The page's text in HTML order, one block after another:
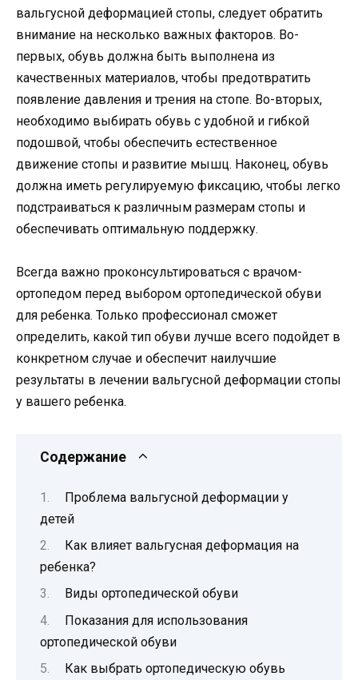
вальгусной деформацией стопы, следует обратить
внимание на несколько важных факторов. Во-
первых, обувь должна быть выполнена из
качественных материалов, чтобы предотвратить
появление давления и трения на стопе. Во-вторых,
необходимо выбирать обувь с удобной и гибкой
подошвой, чтобы обеспечить естественное
движение стопы и развитие мышц. Наконец, обувь
должна иметь регулируемую фиксацию, чтобы легко
подстраиваться к различным размерам стопы и
обеспечивать оптимальную поддержку.
Всегда важно проконсультироваться с врачом-
ортопедом перед выбором ортопедической обуви
для ребенка. Только профессионал сможет
определить, какой тип обуви лучше всего подойдет в
конкретном случае и обеспечит наилучшие
результаты в лечении вальгусной деформации стопы
у вашего ребенка.
Содержание
Проблема вальгусной деформации у
детей
Как влияет вальгусная деформация на
ребенка?
Виды ортопедической обуви
Показания для использования
ортопедической обуви
Как выбрать ортопедическую обувь